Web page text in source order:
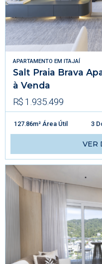
APARTAMENTO EM ITAJAÍ
Salt Praia Brava
à Venda
R$ 1.935.499
127.86m² Área Útil 3
VER